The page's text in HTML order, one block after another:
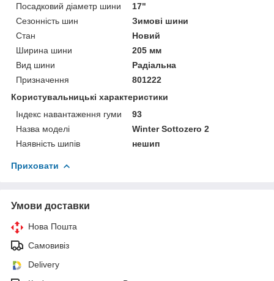
Посадковий діаметр шини
17"
Сезонність шин
Зимові шини
Стан
Новий
Ширина шини
205 мм
Вид шини
Радіальна
Призначення
801222
Користувальницькі характеристики
Індекс навантаження гуми
93
Назва моделі
Winter Sottozero 2
Наявність шипів
нешип
Приховати
Умови доставки
Нова Пошта
Самовивіз
Delivery